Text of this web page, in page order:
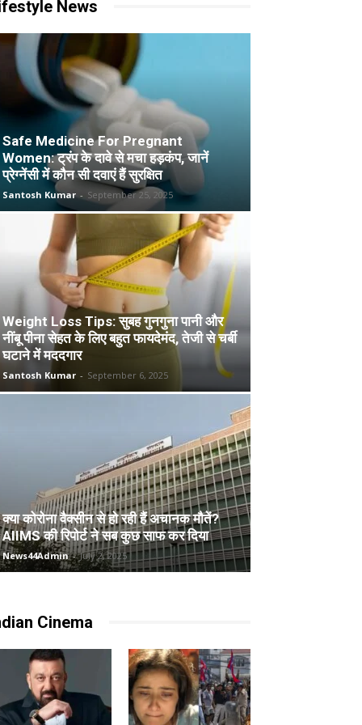
News
Safe Medicine For Pregnant
Women: ट्रंप के दावे से मचा हड़कंप, जानें
प्रेग्नेंसी में कौन सी दवाएं हैं सुरक्षित
Santosh Kumar - September 25, 2025
Weight Loss Tips: सुबह गुनगुना पानी और
नींबू पीना सेहत के लिए बहुत फायदेमंद, तेजी से चर्बी
घटाने में मददगार
Santosh Kumar - September 6, 2025
क्या कोरोना वैक्सीन से हो रही हैं अचानक मौतें?
AIIMS की रिपोर्ट ने सब कुछ साफ कर दिया
News44Admin - July 2, 2025
Cinema